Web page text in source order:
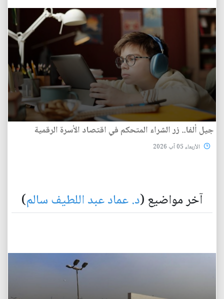
جيل ألفا.. زر الشراء المتحكم في اقتصاد الأسرة الرقمية
الأربعاء 05 آب 2026
آخر مواضيع (د. عماد عبد اللطيف سالم)